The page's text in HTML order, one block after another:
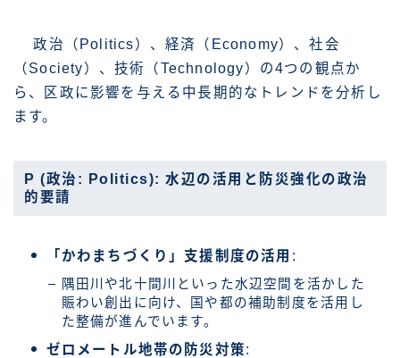
政治（Politics）、経済（Economy）、社会
（Society）、技術（Technology）の4つの観点か
ら、区政に影響を与える中長期的なトレンドを分析し
ます。
P (政治: Politics): 水辺の活用と防災強化の政治
的要請
「かわまちづくり」支援制度の活用 :
隅田川や北十間川といった水辺空間を活かした
賑わい創出に向け、国や都の補助制度を活用し
た整備が進んでいます。
ゼロメートル地帯の防災対策: